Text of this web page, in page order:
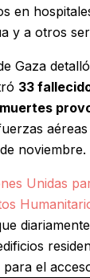
en
y a otros
Gaza
33
noviembre.
Unidas
el